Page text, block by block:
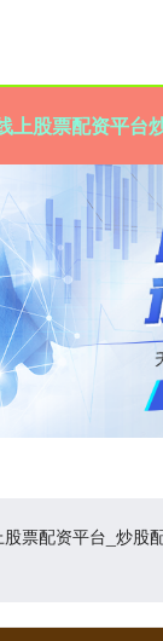
上股票配资平台
票配资平台_炒股